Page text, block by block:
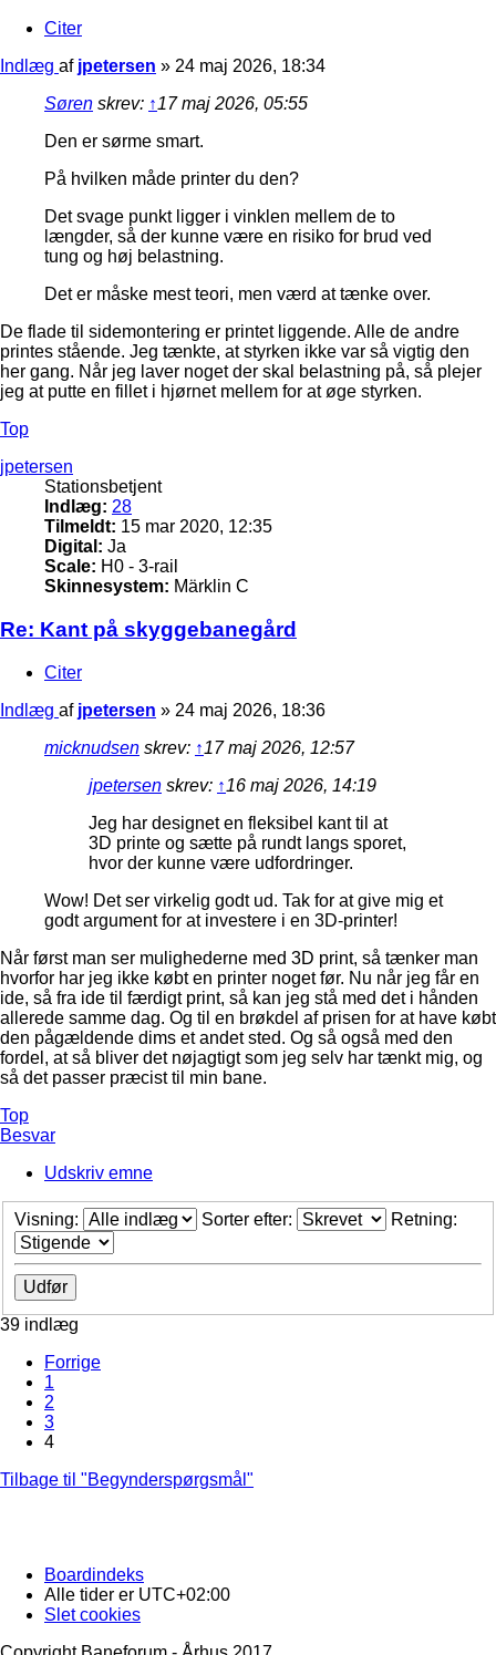
Citer
Indlæg af jpetersen » 24 maj 2026, 18:34
Søren skrev: ↑17 maj 2026, 05:55
Den er sørme smart.
På hvilken måde printer du den?
Det svage punkt ligger i vinklen mellem de to
længder, så der kunne være en risiko for brud ved
tung og høj belastning.
Det er måske mest teori, men værd at tænke over.
De flade til sidemontering er printet liggende. Alle de andre
printes stående. Jeg tænkte, at styrken ikke var så vigtig den
her gang. Når jeg laver noget der skal belastning på, så plejer
jeg at putte en fillet i hjørnet mellem for at øge styrken.
Top
jpetersen
Stationsbetjent
Indlæg: 28
Tilmeldt: 15 mar 2020, 12:35
Digital: Ja
Scale: H0 - 3-rail
Skinnesystem: Märklin C
Re: Kant på skyggebanegård
Citer
Indlæg af jpetersen » 24 maj 2026, 18:36
micknudsen skrev: ↑17 maj 2026, 12:57
jpetersen skrev: ↑16 maj 2026, 14:19
Jeg har designet en fleksibel kant til at
3D printe og sætte på rundt langs sporet,
hvor der kunne være udfordringer.
Wow! Det ser virkelig godt ud. Tak for at give mig et
godt argument for at investere i en 3D-printer!
Når først man ser mulighederne med 3D print, så tænker man
hvorfor har jeg ikke købt en printer noget før. Nu når jeg får en
ide, så fra ide til færdigt print, så kan jeg stå med det i hånden
allerede samme dag. Og til en brøkdel af prisen for at have købt
den pågældende dims et andet sted. Og så også med den
fordel, at så bliver det nøjagtigt som jeg selv har tænkt mig, og
så det passer præcist til min bane.
Top
Besvar
Udskriv emne
Visning: Sorter efter: Retning:
39 indlæg
Forrige
1
2
3
4
Tilbage til "Begynderspørgsmål"
Boardindeks
Alle tider er UTC+02:00
Slet cookies